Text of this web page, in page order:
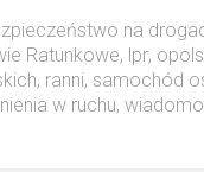
na
Ratunkowe, lpr,
, ranni, samochód
w ruchu,